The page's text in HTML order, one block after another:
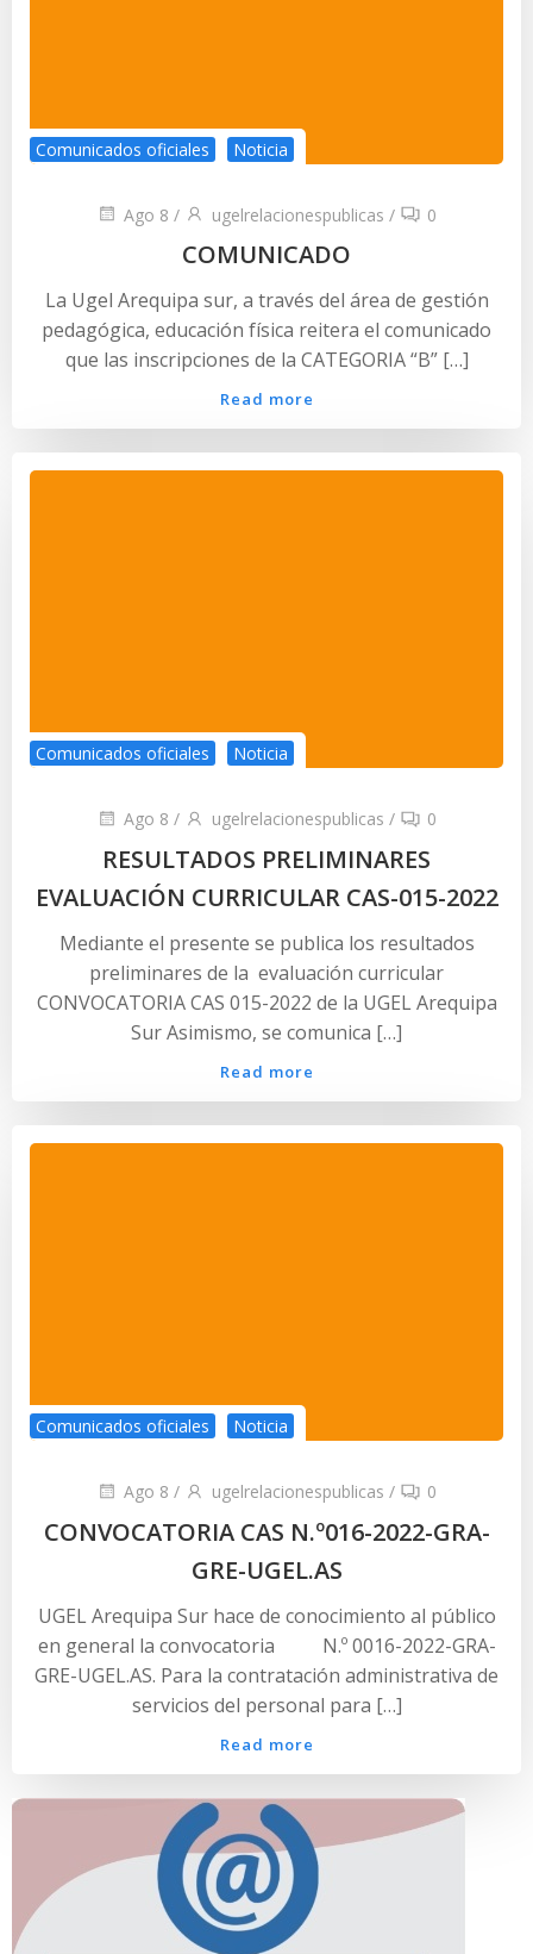
Comunicados oficiales Noticia
Ago 8 / ugelrelacionespublicas / 0
COMUNICADO
La Ugel Arequipa sur, a través del área de gestión
pedagógica, educación física reitera el comunicado
que las inscripciones de la CATEGORIA “B” […]
Read more
Comunicados oficiales Noticia
Ago 8 / ugelrelacionespublicas / 0
RESULTADOS PRELIMINARES
EVALUACIÓN CURRICULAR CAS-015-2022
Mediante el presente se publica los resultados
preliminares de la evaluación curricular
CONVOCATORIA CAS 015-2022 de la UGEL Arequipa
Sur Asimismo, se comunica […]
Read more
Comunicados oficiales Noticia
Ago 8 / ugelrelacionespublicas / 0
CONVOCATORIA CAS N.º016-2022-GRA-
GRE-UGEL.AS
UGEL Arequipa Sur hace de conocimiento al público
en general la convocatoria N.º 0016-2022-GRA-
GRE-UGEL.AS. Para la contratación administrativa de
servicios del personal para […]
Read more